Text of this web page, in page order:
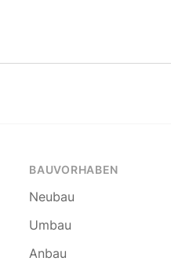
BAUVORHABEN
Neubau
Umbau
Anbau